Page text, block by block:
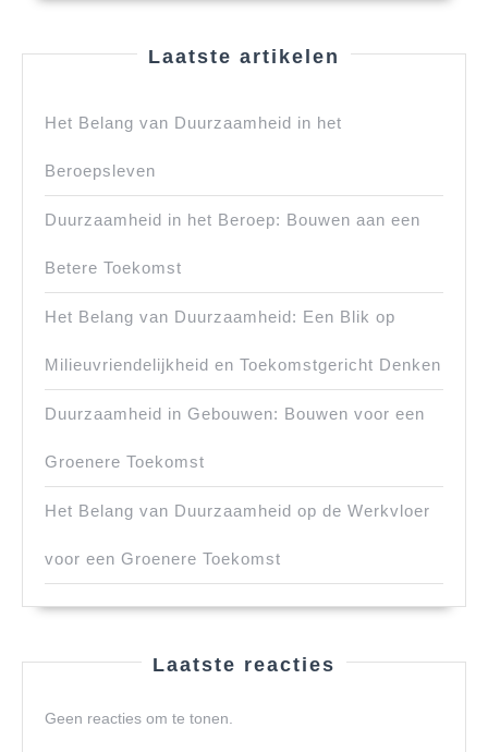
Laatste artikelen
Het Belang van Duurzaamheid in het
Beroepsleven
Duurzaamheid in het Beroep: Bouwen aan een
Betere Toekomst
Het Belang van Duurzaamheid: Een Blik op
Milieuvriendelijkheid en Toekomstgericht Denken
Duurzaamheid in Gebouwen: Bouwen voor een
Groenere Toekomst
Het Belang van Duurzaamheid op de Werkvloer
voor een Groenere Toekomst
Laatste reacties
Geen reacties om te tonen.